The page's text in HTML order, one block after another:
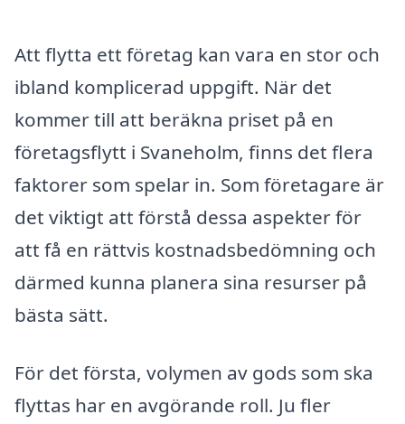
Att flytta ett företag kan vara en stor och
ibland komplicerad uppgift. När det
kommer till att beräkna priset på en
företagsflytt i Svaneholm, finns det flera
faktorer som spelar in. Som företagare är
det viktigt att förstå dessa aspekter för
att få en rättvis kostnadsbedömning och
därmed kunna planera sina resurser på
bästa sätt.
För det första, volymen av gods som ska
flyttas har en avgörande roll. Ju fler